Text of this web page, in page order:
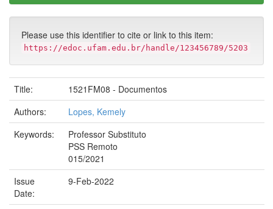
Please use this identifier to cite or link to this item:
https://edoc.ufam.edu.br/handle/123456789/5203
Title:
1521FM08 - Documentos
Authors:
Lopes, Kemely
Keywords:
Professor Substituto
PSS Remoto
015/2021
Issue
Date:
9-Feb-2022